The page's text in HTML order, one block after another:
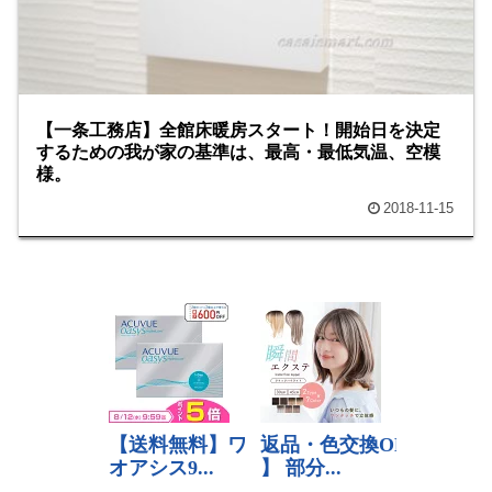
【一条工務店】全館床暖房スタート！開始日を決定
するための我が家の基準は、最高・最低気温、空模
様。
2018-11-15